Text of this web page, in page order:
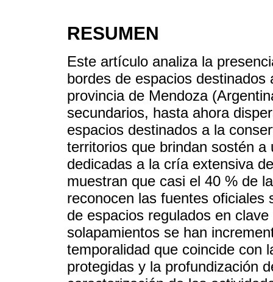
RESUMEN
Este artículo analiza la
bordes de espacios
provincia de Mendoza
secundarios, hasta ahora
espacios destinados a la
territorios que brindan sostén
dedicadas a la cría extensiva
muestran que casi el 40 % de
reconocen las fuentes oficiales
de espacios regulados en
solapamientos se han
temporalidad que coincide con
protegidas y la profundización